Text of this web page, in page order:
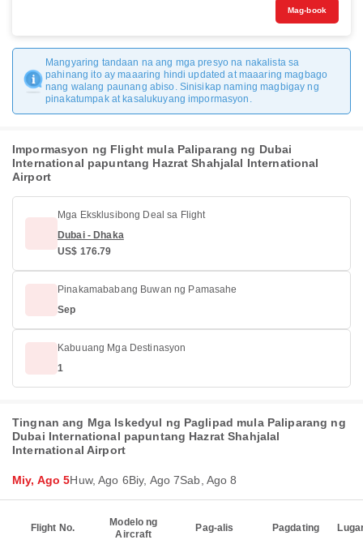
Mag-book
Mangyaring tandaan na ang mga presyo na nakalista sa
pahinang ito ay maaaring hindi updated at maaaring magbago
nang walang paunang abiso. Sinisikap naming magbigay ng
pinakatumpak at kasalukuyang impormasyon.
Impormasyon ng Flight mula Paliparang ng Dubai
International papuntang Hazrat Shahjalal International
Airport
Mga Eksklusibong Deal sa Flight
Dubai - Dhaka
US$ 176.79
Pinakamababang Buwan ng Pamasahe
Sep
Kabuuang Mga Destinasyon
1
Tingnan ang Mga Iskedyul ng Paglipad mula Paliparang ng
Dubai International papuntang Hazrat Shahjalal
International Airport
Miy, Ago 5Huw, Ago 6Biy, Ago 7Sab, Ago 8
Flight No.
Modelo ng
Aircraft
Pag-alis Pagdating